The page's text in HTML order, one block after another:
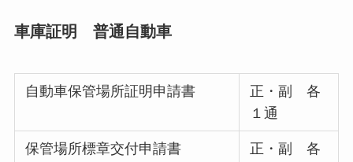
車庫証明 普通自動車
自動車保管場所証明申請書
正・副 各
１通
保管場所標章交付申請書
正・副 各